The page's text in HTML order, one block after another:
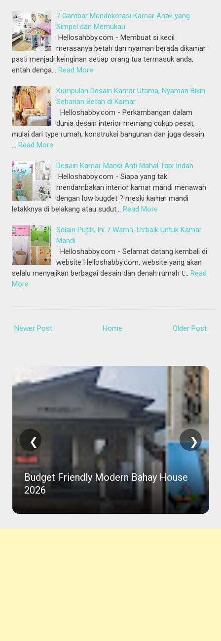
7 Gambar Mendekorasi Kamar Anak yang
Simpel dan Memukau
Hellosahbby.com - Membuat si kecil
merasanya betah dan nyaman berada dikamar
pasti menjadi keinginan setiap orang tua termasuk anda,
entah denga…
Read More
Kumpulan Desain Kamar Utama, Nyaman Bikin
Seharian Betah di Kamar
Helloshabby.com - Perkambangan dalam
dunia desain interior memang cukup pesat,
mulai dari type rumah, konstruksi bangunan dan juga desain
Read More
Desain Kamar Mandi Anti Mahal Tapi Indah
Helloshabby.com - Siapa yang tak
mendambakan interior kamar mandi menawan
dengan low bugdet ? meski kamar mandi
letakknya di belakang atau sudut…
Read More
Selain Putih, Ini 7 Warna Terbaik Untuk Kamar
Mandi
Helloshabby.com - Selamat datang kembali di
website Helloshabby.com, website yang akan
selalu menyajikan berbagai desain dan denah rumah t…
Read
More
Newer Post Older Post
Home
Budget Friendly Modern Bahay House
2026
❮ ❯